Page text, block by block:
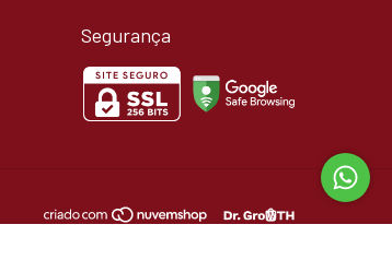
Segurança